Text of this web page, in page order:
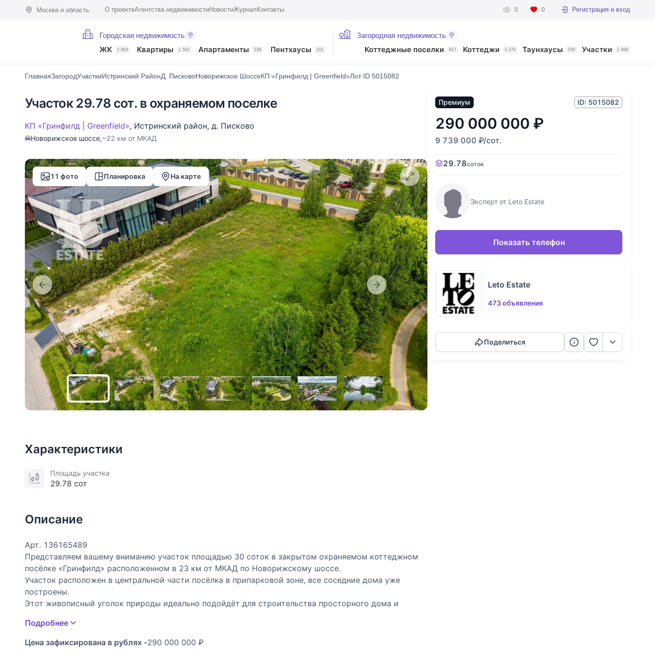
Москва и область О проектеАгентства недвижимостиНовостиЖурнал Контакты 0 0 Регистрация и вход
Городская недвижимость
ЖК 1 863 Квартиры 1 502 Апартаменты 238 Пентхаусы 101
Загородная недвижимость
Коттеджные поселки 917 Коттеджи 3 270 Таунхаусы 230 Участки 1 068
ГлавнаяЗагородУчасткиИстринский РайонД. ПисковоНоворижское ШоссеКП «Гринфилд | Greenfield»Лот ID 5015082
Участок 29.78 сот. в охраняемом поселке
КП «Гринфилд | Greenfield», Истринский район, д. Писково
Новорижское шоссе,~22 км от МКАД
11 фото Планировка На карте
Характеристики
Площадь участка
29.78 сот
Описание
Арт. 136165489
Представляем вашему вниманию участок площадью 30 соток в закрытом охраняемом коттеджном
посёлке «Гринфилд» расположенном в 23 км от МКАД по Новорижскому шоссе.
Участок расположен в центральной части посёлка в припарковой зоне, все соседние дома уже
построены.
Этот живописный уголок природы идеально подойдёт для строительства просторного дома и
Все коммуникации - центральные: газоснабжение, электроснабжение, холодное водоснабжение,
канализация, в том числе и ливнёвая.
Подробнее
Цена зафиксирована в рублях -290 000 000 ₽
Премиум ID: 5015082
290 000 000 ₽
9 739 000 ₽/сот.
29.78соток
Эксперт от Leto Estate
Показать телефон
Leto Estate
473 объявления
Поделиться
Скопировать ссылку
ХарактеристикиОписаниеО поселкеНа карте